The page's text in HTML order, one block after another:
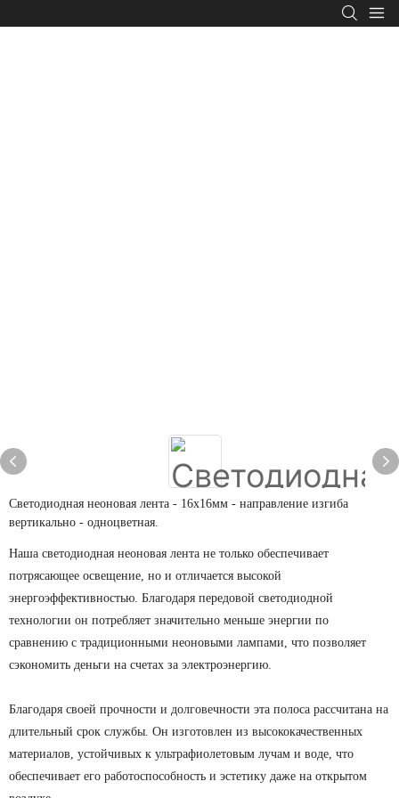
Светодиодная неоновая лента - 16х16мм - направление изгиба
вертикально - одноцветная.
Наша светодиодная неоновая лента не только обеспечивает
потрясающее освещение, но и отличается высокой
энергоэффективностью. Благодаря передовой светодиодной
технологии он потребляет значительно меньше энергии по
сравнению с традиционными неоновыми лампами, что позволяет
сэкономить деньги на счетах за электроэнергию.
Благодаря своей прочности и долговечности эта полоса рассчитана на
длительный срок службы. Он изготовлен из высококачественных
материалов, устойчивых к ультрафиолетовым лучам и воде, что
обеспечивает его работоспособность и эстетику даже на открытом